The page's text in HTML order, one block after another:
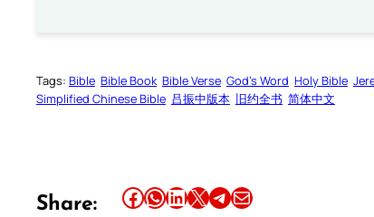
Tags: Bible Bible Book Bible Verse God’s Word Holy Bible
Simplified Chinese Bible 吕振中版本 旧约全书 简体中文
Share: Share this article on Facebook Share this article on WhatsApp Share this article on LinkedIn Share this article on X Share this article on TelegramEmail this Article